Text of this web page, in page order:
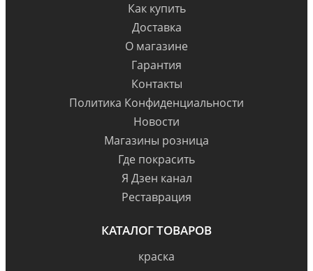
Как купить
Доставка
О магазине
Гарантия
Контакты
Политика Конфиденциальности
Новости
Магазины розница
Где покрасить
Я Дзен канал
Реставрация
КАТАЛОГ ТОВАРОВ
краска